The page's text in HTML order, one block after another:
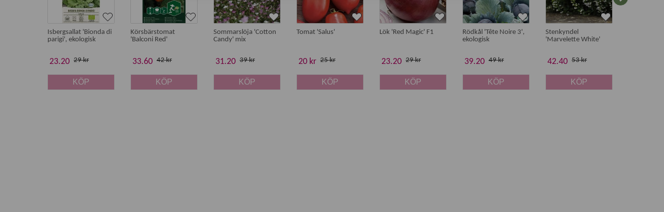
Isbergsallat 'Bionda di
parigi', ekologisk
23.20 29 kr
KÖP
Körsbärstomat
'Balconi Red'
33.60 42 kr
KÖP
Sommarslöja 'Cotton
Candy' mix
31.20 39 kr
KÖP
Tomat 'Salus'
20 kr 25 kr
KÖP
Lök 'Red Magic' F1
23.20 29 kr
KÖP
Rödkål 'Tête Noire 3',
ekologisk
39.20 49 kr
KÖP
Stenkyndel
'Marvelette White'
42.40 53 kr
KÖP